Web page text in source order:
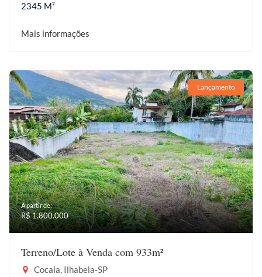
2345 M²
Mais informações
Lançamento
A partir de:
R$ 1.800.000
Terreno/Lote à Venda com 933m²
Cocaia, Ilhabela-SP